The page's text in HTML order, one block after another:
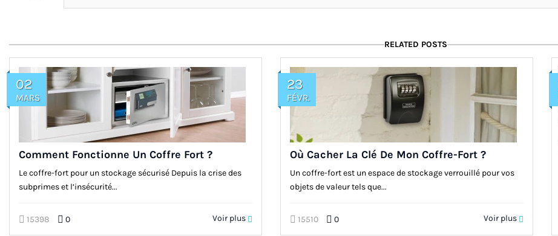
RELATED POSTS
02
MARS
Comment Fonctionne Un Coffre Fort ?
Le coffre-fort pour un stockage sécurisé Depuis la crise des
subprimes et l’insécurité...
15398 0 Voir plus
23
FÉVR.
Où Cacher La Clé De Mon Coffre-Fort ?
Un coffre-fort est un espace de stockage verrouillé pour vos
objets de valeur tels que...
15510 0 Voir plus